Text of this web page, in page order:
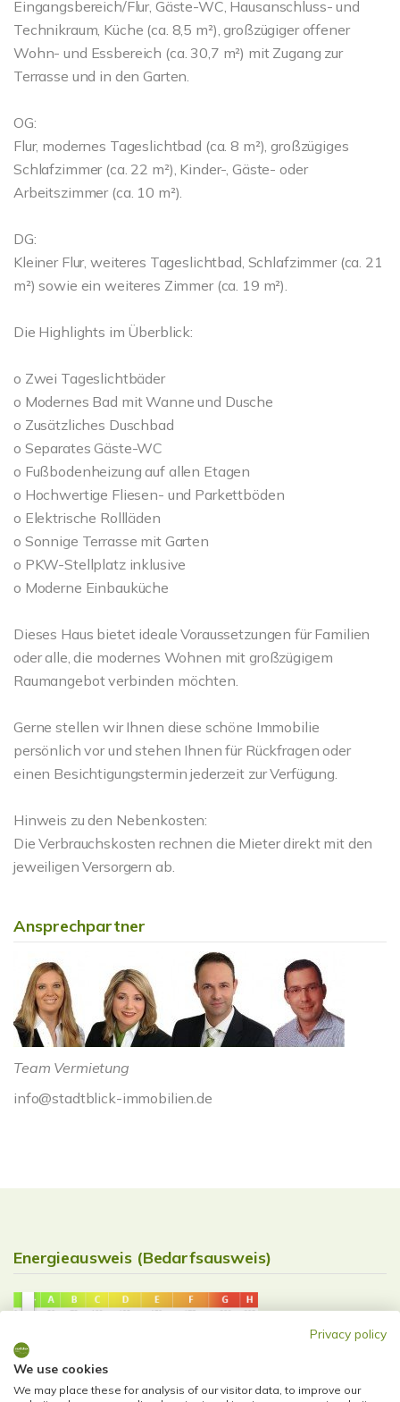
Eingangsbereich/Flur, Gäste-WC, Hausanschluss- und
Technikraum, Küche (ca. 8,5 m²), großzügiger offener
Wohn- und Essbereich (ca. 30,7 m²) mit Zugang zur
Terrasse und in den Garten.
OG:
Flur, modernes Tageslichtbad (ca. 8 m²), großzügiges
Schlafzimmer (ca. 22 m²), Kinder-, Gäste- oder
Arbeitszimmer (ca. 10 m²).
DG:
Kleiner Flur, weiteres Tageslichtbad, Schlafzimmer (ca. 21
m²) sowie ein weiteres Zimmer (ca. 19 m²).
Die Highlights im Überblick:
o Zwei Tageslichtbäder
o Modernes Bad mit Wanne und Dusche
o Zusätzliches Duschbad
o Separates Gäste-WC
o Fußbodenheizung auf allen Etagen
o Hochwertige Fliesen- und Parkettböden
o Elektrische Rollläden
o Sonnige Terrasse mit Garten
o PKW-Stellplatz inklusive
o Moderne Einbauküche
Dieses Haus bietet ideale Voraussetzungen für Familien
oder alle, die modernes Wohnen mit großzügigem
Raumangebot verbinden möchten.
Gerne stellen wir Ihnen diese schöne Immobilie
persönlich vor und stehen Ihnen für Rückfragen oder
einen Besichtigungstermin jederzeit zur Verfügung.
Hinweis zu den Nebenkosten:
Die Verbrauchskosten rechnen die Mieter direkt mit den
jeweiligen Versorgern ab.
Ansprechpartner
Team Vermietung
info@stadtblick-immobilien.de
Energieausweis (Bedarfsausweis)
23 kWh / (m²*a)
Endenergiebedarf
Privacy policy
We use cookies
We may place these for analysis of our visitor data, to improve our